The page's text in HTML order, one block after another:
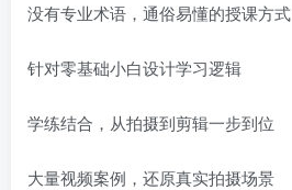
没有专业术语，通俗易懂的授课方式
针对零基础小白设计学习逻辑
学练结合，从拍摄到剪辑一步到位
大量视频案例，还原真实拍摄场景